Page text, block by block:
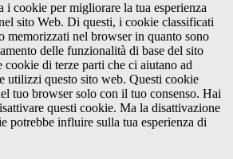
i cookie per migliorare la tua esperienza
sito Web. Di questi, i cookie classificati
memorizzati nel browser in quanto sono
delle funzionalità di base del sito
di terze parti che ci aiutano ad
utilizzi questo sito web. Questi cookie
tuo browser solo con il tuo consenso. Hai
questi cookie. Ma la disattivazione
potrebbe influire sulla tua esperienza di